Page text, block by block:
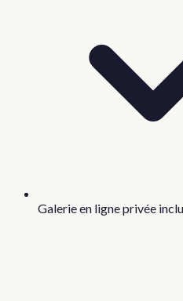
Galerie en ligne privée